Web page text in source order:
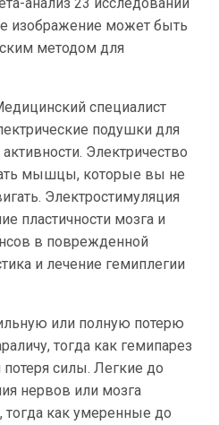
анализ 23 исследований
изображение может быть
методом для
специалист
подушки для
Электричество
мышцы, которые вы не
Электростимуляция
пластичности мозга и
в поврежденной
и лечение гемиплегии
или полную потерю
тогда как гемипарез
потеря силы. Легкие до
нервов или мозга
тогда как умеренные до